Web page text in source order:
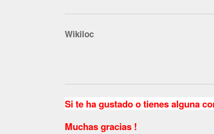
Wikiloc
Si te ha gustado o tienes alguna
Muchas gracias !